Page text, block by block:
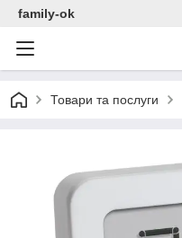
family-ok
Товари та послуги